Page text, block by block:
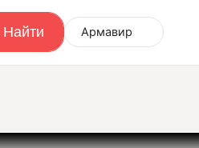
Армавир